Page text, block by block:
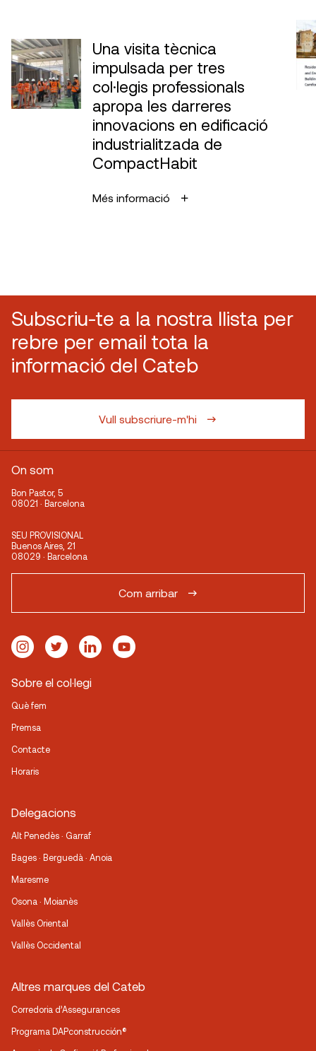
Una visita tècnica
impulsada per tres
col·legis professionals
apropa les darreres
innovacions en edificació
industrialitzada de
CompactHabit
Més informació
Subscriu-te a la nostra llista per
rebre per email tota la
informació del Cateb
Vull subscriure-m'hi
On som
Bon Pastor, 5
08021 · Barcelona
SEU PROVISIONAL
Buenos Aires, 21
08029 · Barcelona
Com arribar
Sobre el col·legi
Què fem
Premsa
Contacte
Horaris
Delegacions
Alt Penedès · Garraf
Bages · Berguedà · Anoia
Maresme
Osona · Moianès
Vallès Oriental
Vallès Occidental
Altres marques del Cateb
Corredoria d’Assegurances
Programa DAPconstrucción®